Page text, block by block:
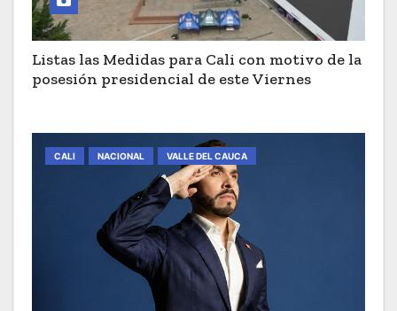
Listas las Medidas para Cali con motivo de la
posesión presidencial de este Viernes
CALI NACIONAL VALLE DEL CAUCA